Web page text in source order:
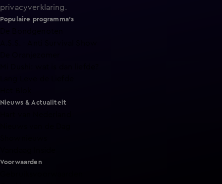
privacyverklaring.
Populaire programma's
Nieuws & Actualiteit
Voorwaarden